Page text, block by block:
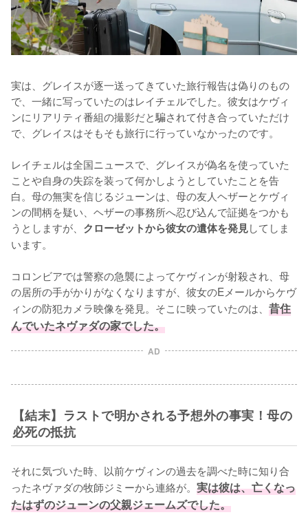
実は、グレイスが逐一送ってきていた旅行報告は偽りのもの
で、一緒に写っていたのはレイチェルでした。彼女はケヴィ
ンにリアリティ番組の撮影だと騙されて付き合っていただけ
で、グレイスはそもそも旅行に行っていなかったのです。
レイチェルは全国ニュースで、グレイスが偽名を使っていた
ことや自身の失踪を装って何かしようとしていたことを告
白。母の無実を信じるジューンは、母の友人ヘザーとケヴィ
ンの間柄を疑い、ヘザーの事務所へ忍び込んで証拠をつかも
うとしますが、 クローゼットから彼女の遺体を発見してしま
います。
コロンビアでは警察の急襲によってケヴィンが射殺され、母
の居所の手がかりがなくなりますが、彼女のEメールからケヴ
ィンの防犯カメラ映像を発見。そこに映っていたのは、 昔住
んでいたネヴァダの家でした。
AD
【結末】ラストで明かされる予想外の事実！母の
必死の抵抗
それに気づいた時、以前ケヴィンの過去を調べた時に知り合
ったネヴァダの牧師ジミーから連絡が。 実は彼は、亡くなっ
たはずのジューンの父親ジェームズでした。